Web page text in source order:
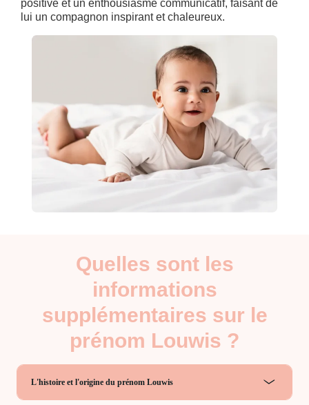
positive et un enthousiasme communicatif, faisant de
lui un compagnon inspirant et chaleureux.
Quelles sont les
informations
supplémentaires sur le
prénom Louwis ?
L'histoire et l'origine du prénom Louwis